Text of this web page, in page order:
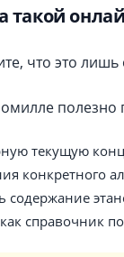
такой
что это
полезно
текущую
конкретного
содержание
справочник